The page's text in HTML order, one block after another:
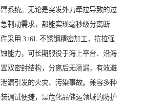
系统。无论是突发外力牵拉导致的过
制动需求，都能实现毫秒级分离断
采用 316L 不锈钢精密加工，抗拉强
能力，可长期服役于海上平台、沿海
双密封结构，分离后无滴漏，有效避
漏引发的火灾、污染事故。兼容多种
调试便捷，是危化品储运领域的防护